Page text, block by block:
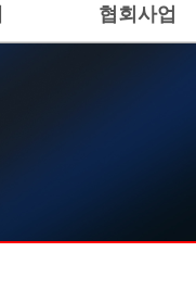
협회사업